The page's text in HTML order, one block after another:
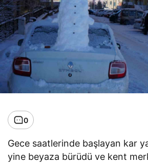
0
Gece saatlerinde başlayan kar
yine beyaza bürüdü ve kent